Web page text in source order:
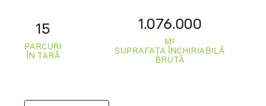
15
PARCURI
ÎN ȚARĂ
1.076.000
M²
SUPRAFAȚA ÎNCHIRIABILĂ
BRUTĂ